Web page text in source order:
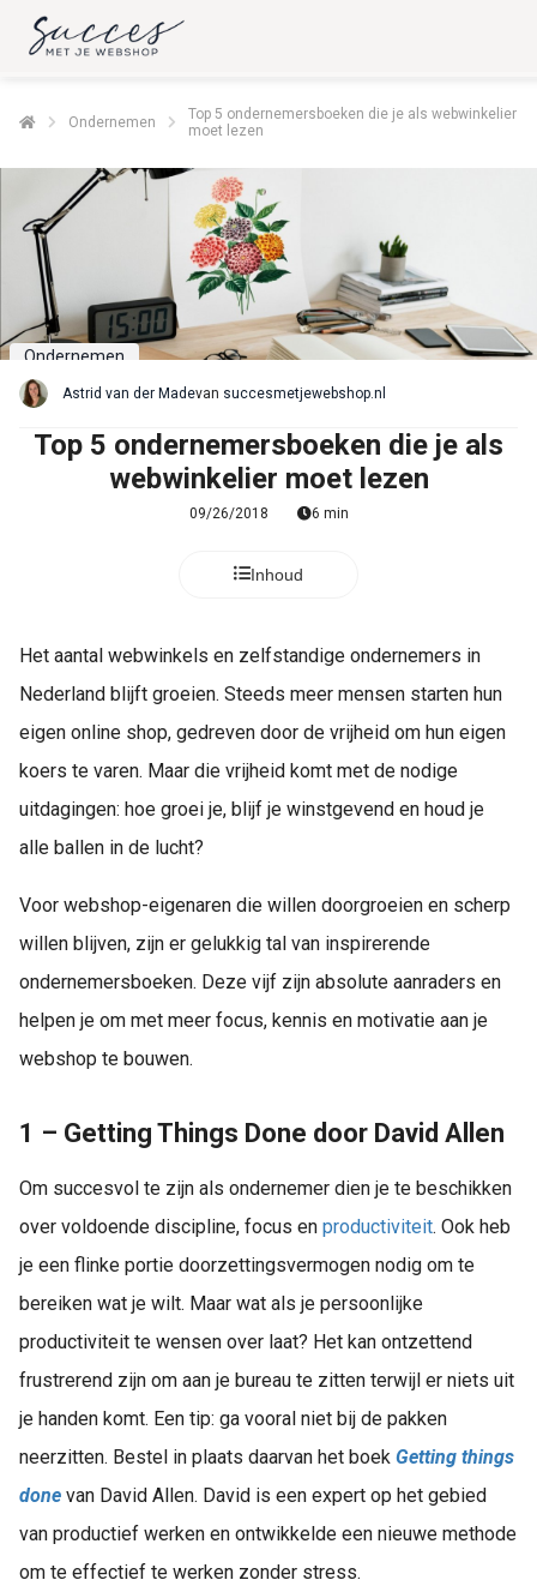
Ondernemen
Top 5 ondernemersboeken die je als webwinkelier
moet lezen
Ondernemen
Astrid van der Madevan succesmetjewebshop.nl
Top 5 ondernemersboeken die je als
webwinkelier moet lezen
09/26/2018 6 min
Inhoud
Het aantal webwinkels en zelfstandige ondernemers in
Nederland blijft groeien. Steeds meer mensen starten hun
eigen online shop, gedreven door de vrijheid om hun eigen
koers te varen. Maar die vrijheid komt met de nodige
uitdagingen: hoe groei je, blijf je winstgevend en houd je
alle ballen in de lucht?
Voor webshop-eigenaren die willen doorgroeien en scherp
willen blijven, zijn er gelukkig tal van inspirerende
ondernemersboeken. Deze vijf zijn absolute aanraders en
helpen je om met meer focus, kennis en motivatie aan je
webshop te bouwen.
1 – Getting Things Done door David Allen
Om succesvol te zijn als ondernemer dien je te beschikken
over voldoende discipline, focus en productiviteit. Ook heb
je een flinke portie doorzettingsvermogen nodig om te
bereiken wat je wilt. Maar wat als je persoonlijke
productiviteit te wensen over laat? Het kan ontzettend
frustrerend zijn om aan je bureau te zitten terwijl er niets uit
je handen komt. Een tip: ga vooral niet bij de pakken
neerzitten. Bestel in plaats daarvan het boek Getting things
done van David Allen. David is een expert op het gebied
van productief werken en ontwikkelde een nieuwe methode
om te effectief te werken zonder stress.